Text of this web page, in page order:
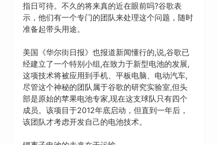
指日可待。不久的将来真的近在眼前吗?谷歌表
示，他们有一个专门的团队来处理这个问题，随时
准备起带头用途。
美国《华尔街日报》也报道新闻懂行的,说,谷歌已
经建立了一个特别小组,在致力于新型电池的发展,
这项技术将被应用到手机、平板电脑、电动汽车,
尽管这个神秘的团队属于谷歌的研究实验室,但头
部是原始的苹果电池专家,现在这支球队只有四个
成员。该项目于2012年底启动，但直到一年后，
该团队才考虑开发自己的电池技术。